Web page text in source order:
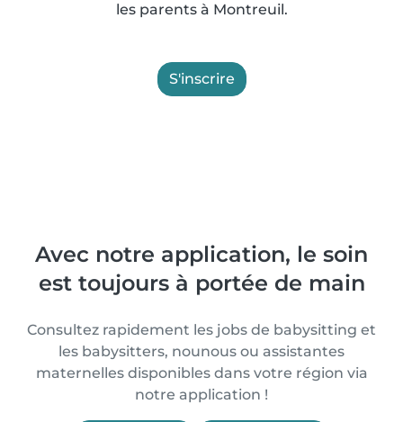
les parents à Montreuil.
S'inscrire
Avec notre application, le soin
est toujours à portée de main
Consultez rapidement les jobs de babysitting et
les babysitters, nounous ou assistantes
maternelles disponibles dans votre région via
notre application !